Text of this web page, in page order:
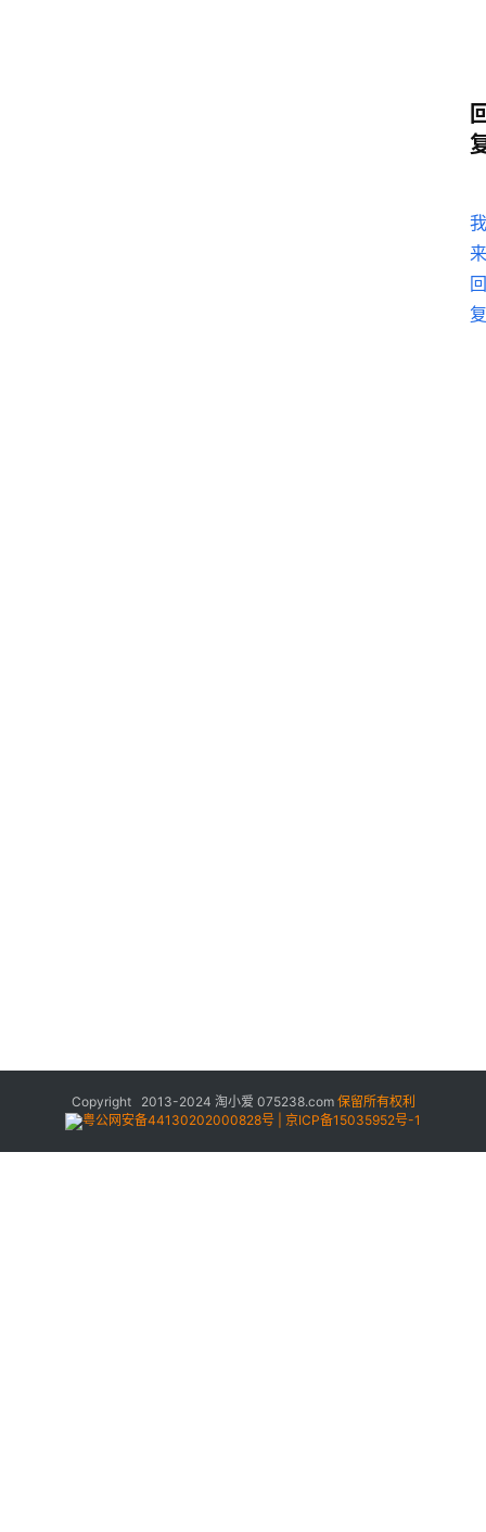
我
来
回
复
Copyright 2013-2024 淘小爱 075238.com 保留所有权利
粤公网安备44130202000828号 | 京ICP备15035952号-1